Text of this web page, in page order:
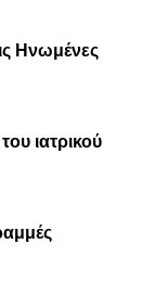
Ηνωμένες
ιατρικού